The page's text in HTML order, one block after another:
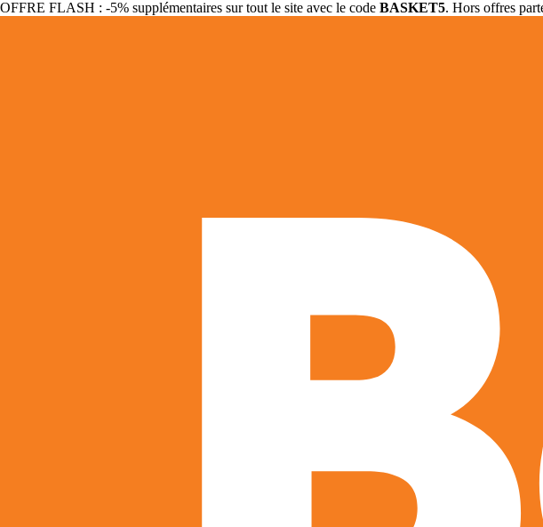
OFFRE FLASH : -5% supplémentaires sur tout le site avec le code BASKET5. Hors offres